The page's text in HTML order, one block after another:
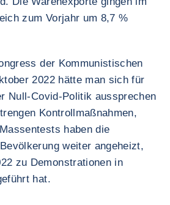
zum Vorjahr um 8,7 %
der Kommunistischen
2022 hätte man sich für
Null-Covid-Politik aussprechen
Kontrollmaßnahmen,
haben die
weiter angeheizt,
zu Demonstrationen in
hat.